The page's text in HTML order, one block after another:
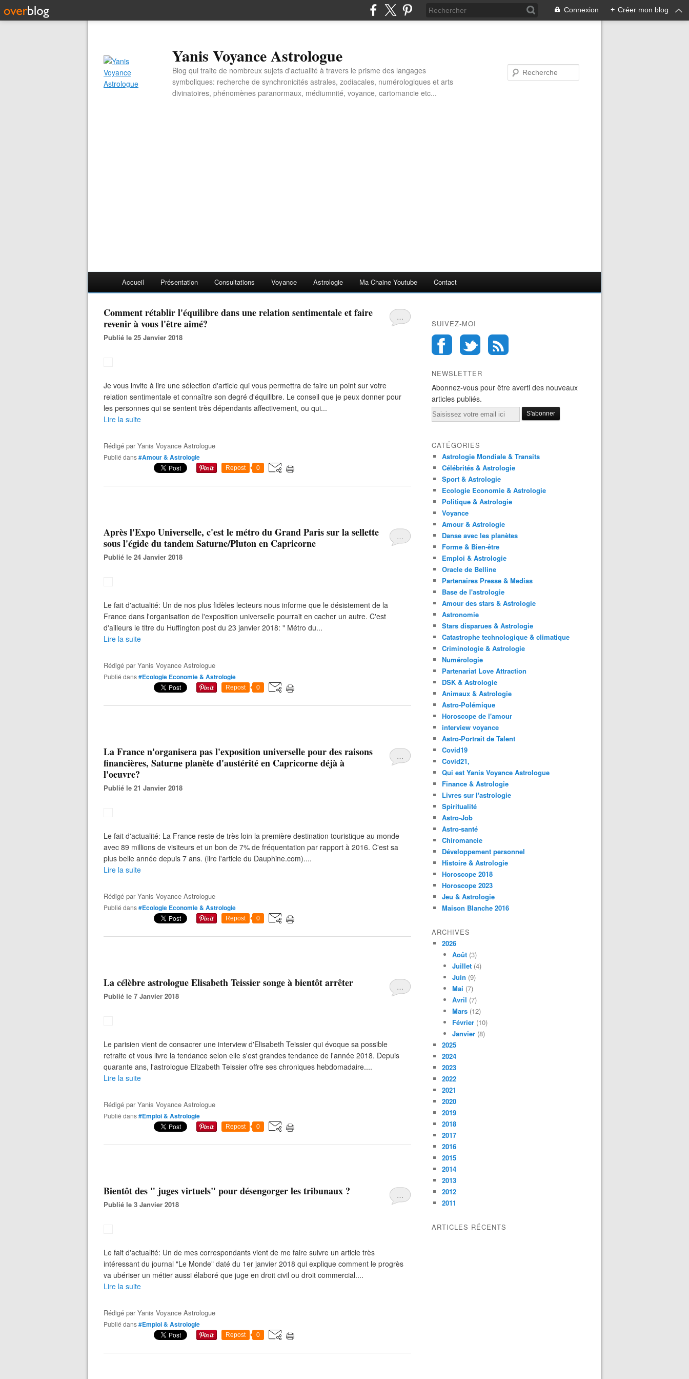
Connexion + Créer mon blog
Yanis Voyance Astrologue
Blog qui traite de nombreux sujets d'actualité à travers le prisme des langages
symboliques: recherche de synchronicités astrales, zodiacales, numérologiques et arts
divinatoires, phénomènes paranormaux, médiumnité, voyance, cartomancie etc...
Accueil Présentation Consultations Voyance Astrologie Ma Chaine Youtube Contact
…
Comment rétablir l'équilibre dans une relation sentimentale et faire
revenir à vous l'être aimé?
Publié le 25 Janvier 2018
Je vous invite à lire une sélection d'article qui vous permettra de faire un point sur votre
relation sentimentale et connaître son degré d'équilibre. Le conseil que je peux donner pour
les personnes qui se sentent très dépendants affectivement, ou qui...
Lire la suite
Rédigé parYanis Voyance Astrologue
Publié dans#Amour & Astrologie
Repost 0
…
Après l'Expo Universelle, c'est le métro du Grand Paris sur la sellette
sous l'égide du tandem Saturne/Pluton en Capricorne
Publié le 24 Janvier 2018
Le fait d'actualité: Un de nos plus fidèles lecteurs nous informe que le désistement de la
France dans l'organisation de l'exposition universelle pourrait en cacher un autre. C'est
d'ailleurs le titre du Huffington post du 23 janvier 2018: " Métro du...
Lire la suite
Rédigé parYanis Voyance Astrologue
Publié dans#Ecologie Economie & Astrologie
Repost 0
…
La France n'organisera pas l'exposition universelle pour des raisons
financières, Saturne planète d'austérité en Capricorne déjà à
l'oeuvre?
Publié le 21 Janvier 2018
Le fait d'actualité: La France reste de très loin la première destination touristique au monde
avec 89 millions de visiteurs et un bon de 7% de fréquentation par rapport à 2016. C'est sa
plus belle année depuis 7 ans. (lire l'article du Dauphine.com)....
Lire la suite
Rédigé parYanis Voyance Astrologue
Publié dans#Ecologie Economie & Astrologie
Repost 0
…
La célèbre astrologue Elisabeth Teissier songe à bientôt arrêter
Publié le 7 Janvier 2018
Le parisien vient de consacrer une interview d'Elisabeth Teissier qui évoque sa possible
retraite et vous livre la tendance selon elle s'est grandes tendance de l'année 2018. Depuis
quarante ans, l'astrologue Elizabeth Teissier offre ses chroniques hebdomadaire....
Lire la suite
Rédigé parYanis Voyance Astrologue
Publié dans#Emploi & Astrologie
Repost 0
…
Bientôt des " juges virtuels" pour désengorger les tribunaux ?
Publié le 3 Janvier 2018
Le fait d'actualité: Un de mes correspondants vient de me faire suivre un article très
intéressant du journal "Le Monde" daté du 1er janvier 2018 qui explique comment le progrès
va ubériser un métier aussi élaboré que juge en droit civil ou droit commercial....
Lire la suite
Rédigé parYanis Voyance Astrologue
Publié dans#Emploi & Astrologie
Repost 0
SUIVEZ-MOI
NEWSLETTER
Abonnez-vous pour être averti des nouveaux
articles publiés.
Email
CATÉGORIES
Astrologie Mondiale & Transits
Célébrités & Astrologie
Sport & Astrologie
Ecologie Economie & Astrologie
Politique & Astrologie
Voyance
Amour & Astrologie
Danse avec les planètes
Forme & Bien-être
Emploi & Astrologie
Oracle de Belline
Partenaires Presse & Medias
Base de l'astrologie
Amour des stars & Astrologie
Astronomie
Stars disparues & Astrologie
Catastrophe technologique & climatique
Criminologie & Astrologie
Numérologie
Partenariat Love Attraction
DSK & Astrologie
Animaux & Astrologie
Astro-Polémique
Horoscope de l'amour
interview voyance
Astro-Portrait de Talent
Covid19
Covid21,
Qui est Yanis Voyance Astrologue
Finance & Astrologie
Livres sur l'astrologie
Spiritualité
Astro-Job
Astro-santé
Chiromancie
Développement personnel
Histoire & Astrologie
Horoscope 2018
Horoscope 2023
Jeu & Astrologie
Maison Blanche 2016
ARCHIVES
2026
Août (3)
Juillet (4)
Juin (9)
Mai (7)
Avril (7)
Mars (12)
Février (10)
Janvier (8)
2025
2024
2023
2022
2021
2020
2019
2018
2017
2016
2015
2014
2013
2012
2011
ARTICLES RÉCENTS